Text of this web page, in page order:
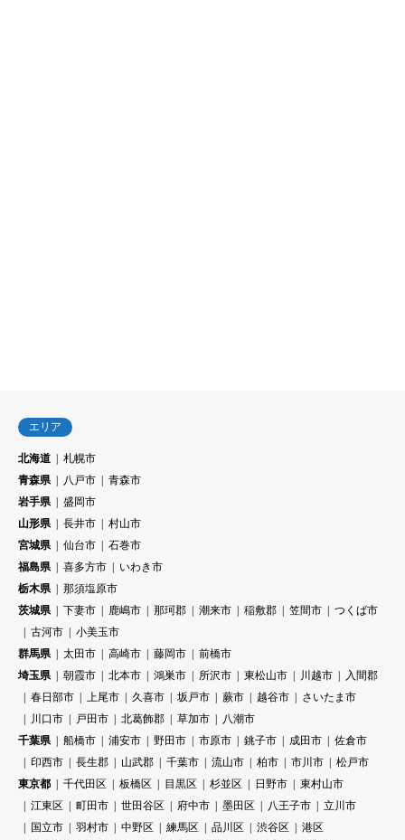
エリア
北海道
札幌市
青森県
八戸市
青森市
岩手県
盛岡市
山形県
長井市
村山市
宮城県
仙台市
石巻市
福島県
喜多方市
いわき市
栃木県
那須塩原市
茨城県
下妻市 鹿嶋市 那珂郡 潮来市 稲敷郡 笠間市
つくば市
古河市
小美玉市
群馬県
太田市 高崎市 藤岡市
前橋市
埼玉県
朝霞市 北本市 鴻巣市 所沢市 東松山市 川越市
入間郡
春日部市
上尾市 久喜市 坂戸市 蕨市 越谷市
さいたま市
川口市
戸田市 北葛飾郡 草加市
八潮市
千葉県
船橋市 浦安市 野田市 市原市 銚子市 成田市
佐倉市
印西市
長生郡 山武郡 千葉市 流山市 柏市 市川市
松戸市
東京都
千代田区 板橋区 目黒区 杉並区 日野市
東村山市
江東区
町田市 世田谷区 府中市 墨田区 八王子市
立川市
国立市
羽村市 中野区 練馬区 品川区 渋谷区
港区